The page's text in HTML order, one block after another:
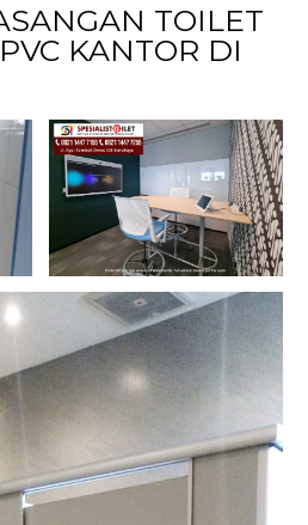
TOILET
KANTOR DI